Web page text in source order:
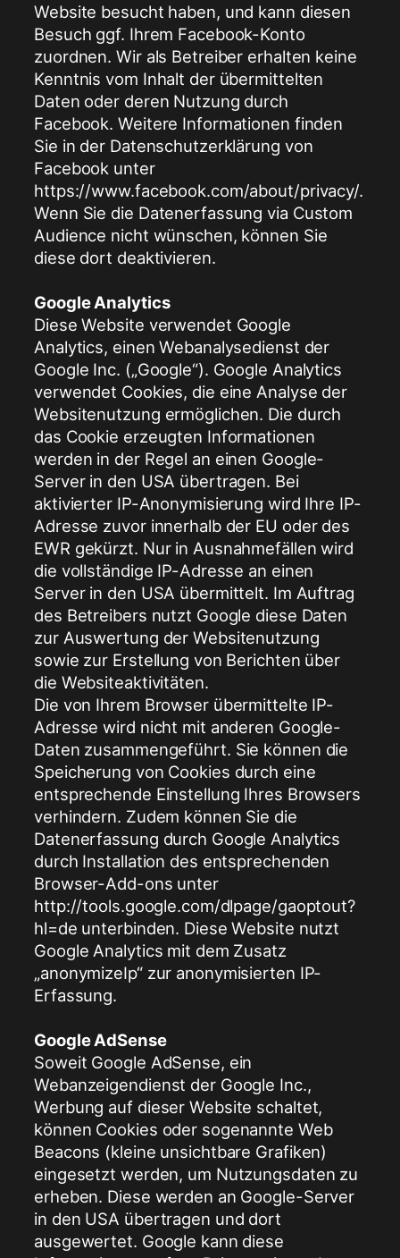
Website besucht haben, und kann diesen
Besuch ggf. Ihrem Facebook-Konto
zuordnen. Wir als Betreiber erhalten keine
Kenntnis vom Inhalt der übermittelten
Daten oder deren Nutzung durch
Facebook. Weitere Informationen finden
Sie in der Datenschutzerklärung von
Facebook unter
https://www.facebook.com/about/privacy/.
Wenn Sie die Datenerfassung via Custom
Audience nicht wünschen, können Sie
diese dort deaktivieren.
Google Analytics
Diese Website verwendet Google
Analytics, einen Webanalysedienst der
Google Inc. („Google“). Google Analytics
verwendet Cookies, die eine Analyse der
Websitenutzung ermöglichen. Die durch
das Cookie erzeugten Informationen
werden in der Regel an einen Google-
Server in den USA übertragen. Bei
aktivierter IP-Anonymisierung wird Ihre IP-
Adresse zuvor innerhalb der EU oder des
EWR gekürzt. Nur in Ausnahmefällen wird
die vollständige IP-Adresse an einen
Server in den USA übermittelt. Im Auftrag
des Betreibers nutzt Google diese Daten
zur Auswertung der Websitenutzung
sowie zur Erstellung von Berichten über
die Websiteaktivitäten.
Die von Ihrem Browser übermittelte IP-
Adresse wird nicht mit anderen Google-
Daten zusammengeführt. Sie können die
Speicherung von Cookies durch eine
entsprechende Einstellung Ihres Browsers
verhindern. Zudem können Sie die
Datenerfassung durch Google Analytics
durch Installation des entsprechenden
Browser-Add-ons unter
http://tools.google.com/dlpage/gaoptout?
hl=de unterbinden. Diese Website nutzt
Google Analytics mit dem Zusatz
„anonymizeIp“ zur anonymisierten IP-
Erfassung.
Google AdSense
Soweit Google AdSense, ein
Webanzeigendienst der Google Inc.,
Werbung auf dieser Website schaltet,
können Cookies oder sogenannte Web
Beacons (kleine unsichtbare Grafiken)
eingesetzt werden, um Nutzungsdaten zu
erheben. Diese werden an Google-Server
in den USA übertragen und dort
ausgewertet. Google kann diese